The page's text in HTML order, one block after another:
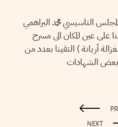
التاسيسي محمد البراهمي
جويلية 2013 تنقّلنا على عين المكان الى مسرح
أريانة ) التقينا بعدد من
بعض الشهادات
NEXT